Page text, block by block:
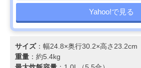
Yahoo!で見る
サイズ：幅24.8×奥行30.2×高さ23.2cm
重量 ：約5.4kg